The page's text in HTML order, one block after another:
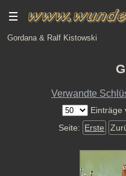
Gordana & Ralf Kistowski
Verwandte
Einträge
Seite: Erste